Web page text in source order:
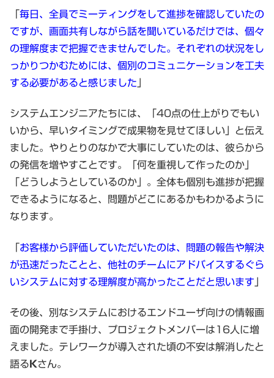
毎日、全員でミーティングをして進捗を確認していたの
ですが、画面共有しながら話を聞いているだけでは、個々
の理解度まで把握できませんでした。それぞれの状況をし
っかりつかむためには、個別のコミュニケーションを工夫
する必要があると感じました
システムエンジニアたちには、「40点の仕上がりでもい
いから、早いタイミングで成果物を見せてほしい」と伝え
ました。やりとりのなかで大事にしていたのは、彼らから
の発信を増やすことです。「何を重視して作ったのか」
「どうしようとしているのか」。全体も個別も進捗が把握
できるようになると、問題がどこにあるかもわかるように
なります。
お客様から評価していただいたのは、問題の報告や解決
が迅速だったことと、他社のチームにアドバイスするぐら
いシステムに対する理解度が高かったことだと思います
その後、別なシステムにおけるエンドユーザ向けの情報画
面の開発まで手掛け、プロジェクトメンバーは16人に増
えました。テレワークが導入された頃の不安は解消したと
語る Kさん。